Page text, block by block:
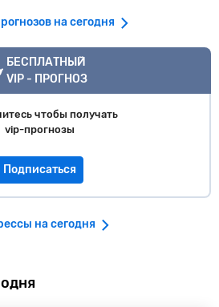
на сегодня
БЕСПЛАТНЫЙ
VIP - ПРОГНОЗ
чтобы получать
vip-прогнозы
Подписаться
на сегодня